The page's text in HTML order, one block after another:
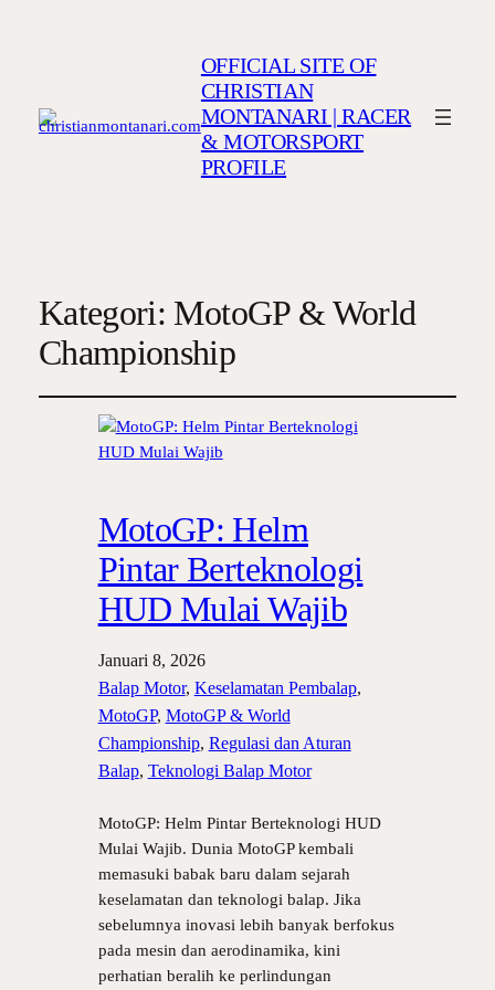
OFFICIAL SITE OF
CHRISTIAN
MONTANARI | RACER
& MOTORSPORT
PROFILE
Kategori: MotoGP & World
Championship
MotoGP: Helm
Pintar Berteknologi
HUD Mulai Wajib
Januari 8, 2026
Balap Motor, Keselamatan Pembalap
MotoGP, MotoGP & World
Championship, Regulasi dan Aturan
Balap, Teknologi Balap Motor
MotoGP: Helm Pintar Berteknologi HUD
Mulai Wajib. Dunia MotoGP kembali
memasuki babak baru dalam sejarah
keselamatan dan teknologi balap. Jika
sebelumnya inovasi lebih banyak berfokus
pada mesin dan aerodinamika, kini
perhatian beralih ke perlindungan